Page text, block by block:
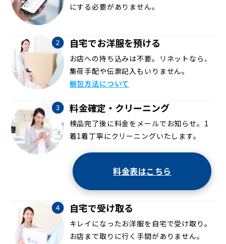
にする必要がありません。
自宅でお洋服を預ける
お店への持ち込みは不要。リネットなら、
集荷手配や伝票記入もいりません。
梱包方法について
料金確定・クリーニング
検品完了後に料金をメールでお知らせ。1
着1着丁寧にクリーニングいたします。
料金表はこちら
自宅で受け取る
キレイになったお洋服を自宅で受け取り。
お店まで取りに行く手間がありません。